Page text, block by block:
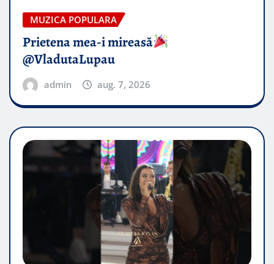
MUZICA POPULARA
Prietena mea-i mireasă​
@VladutaLupau
admin aug. 7, 2026